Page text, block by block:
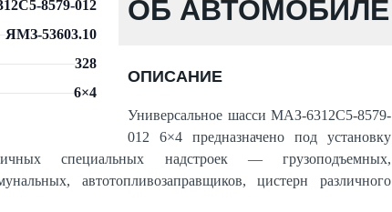
8579-012
ЯМЗ-53603.10
328
6×4
ОБ АВТОМОБИЛЕ
ОПИСАНИЕ
Универсальное шасси МАЗ-6312С5-8579-
012 6×4 предназначено под установку
специальных надстроек — грузоподъемных,
автотопливозаправщиков, цистерн различного